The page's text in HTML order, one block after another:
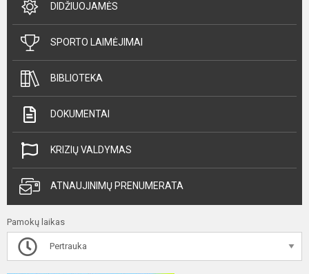
DIDŽIUOJAMĖS
SPORTO LAIMĖJIMAI
BIBLIOTEKA
DOKUMENTAI
KRIZIŲ VALDYMAS
ATNAUJINIMŲ PRENUMERATA
Pamokų laikas
Pertrauka